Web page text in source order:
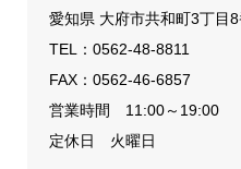
愛知県 大府市共和町3丁目
TEL： 0562-48-8811
FAX：0562-46-6857
営業時間 11:00～19:00
定休日 火曜日